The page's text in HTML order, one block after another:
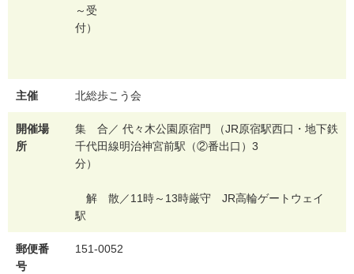
～受
付）
主催 北総歩こう会
開催場
所
集 合／ 代々木公園原宿門 （JR原宿駅西口・地下鉄
千代田線明治神宮前駅（②番出口）3
分）
解 散／11時～13時厳守 JR高輪ゲートウェイ
駅
郵便番
号
151-0052